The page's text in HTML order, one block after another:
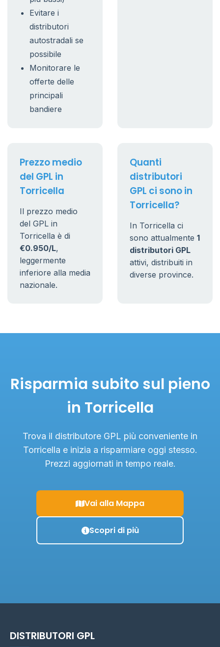
Evitare i
distributori
autostradali se
possibile
Monitorare le
offerte delle
principali
bandiere
Prezzo medio
del GPL in
Torricella
Il prezzo medio
del GPL in
Torricella è di
€0.950/L,
leggermente
inferiore alla media
nazionale.
Quanti
distributori
GPL ci sono in
Torricella?
In Torricella ci
sono attualmente 1
distributori GPL
attivi, distribuiti in
diverse province.
Risparmia subito sul pieno
in Torricella
Trova il distributore GPL più conveniente in
Torricella e inizia a risparmiare oggi stesso.
Prezzi aggiornati in tempo reale.
Vai alla Mappa
Scopri di più
DISTRIBUTORI GPL